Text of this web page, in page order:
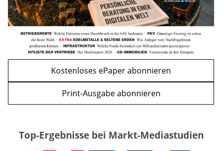
Kostenloses ePaper abonnieren
Print-Ausgabe abonnieren
Top-Ergebnisse bei Markt-Mediastudien